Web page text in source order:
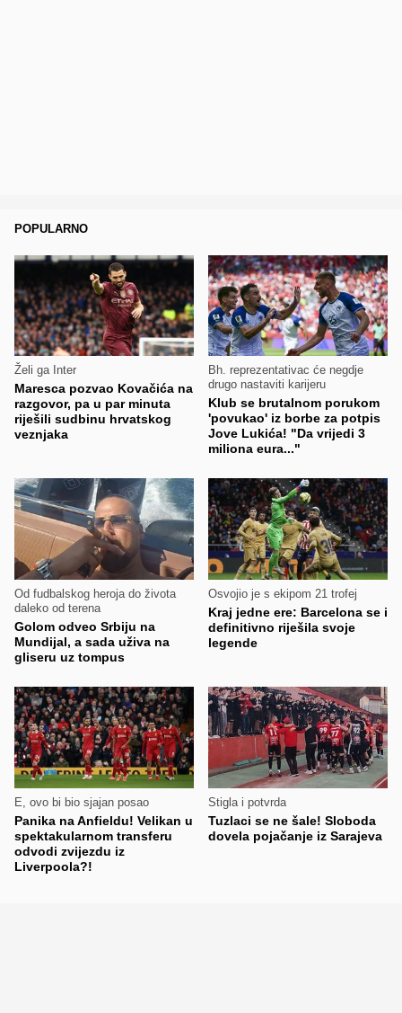
POPULARNO
Želi ga Inter
Maresca pozvao Kovačića na
razgovor, pa u par minuta
riješili sudbinu hrvatskog
veznjaka
Bh. reprezentativac će negdje
drugo nastaviti karijeru
Klub se brutalnom porukom
'povukao' iz borbe za potpis
Jove Lukića! "Da vrijedi 3
miliona eura..."
Od fudbalskog heroja do života
daleko od terena
Golom odveo Srbiju na
Mundijal, a sada uživa na
gliseru uz tompus
Osvojio je s ekipom 21 trofej
Kraj jedne ere: Barcelona se i
definitivno riješila svoje
legende
E, ovo bi bio sjajan posao
Panika na Anfieldu! Velikan u
spektakularnom transferu
odvodi zvijezdu iz
Liverpoola?!
Stigla i potvrda
Tuzlaci se ne šale! Sloboda
dovela pojačanje iz Sarajeva